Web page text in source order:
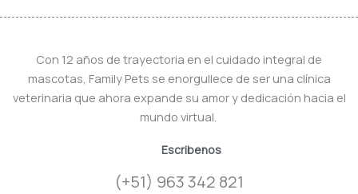
Con 12 años de trayectoria en el cuidado integral de
mascotas, Family Pets se enorgullece de ser una clínica
veterinaria que ahora expande su amor y dedicación hacia el
mundo virtual.
Escribenos
(+51) 963 342 821